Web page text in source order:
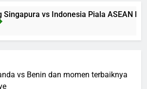
vs Indonesia Piala ASEAN
vs Benin dan momen terbaiknya